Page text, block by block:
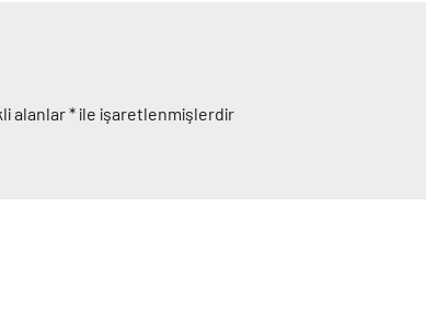
alanlar* ile işaretlenmişlerdir